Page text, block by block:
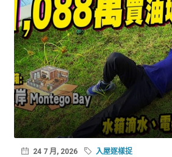
24 7 月, 2026 入屋逐樣捉